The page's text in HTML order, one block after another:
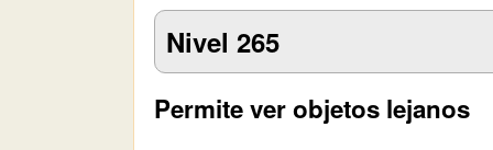
Nivel 265
Permite ver objetos lejanos